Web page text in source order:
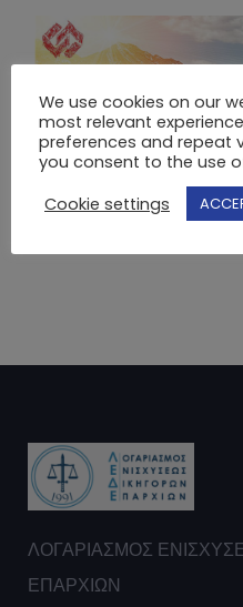
ΛΟΓΑΡΙΑΣΜΟΣ
ΕΠΑΡΧΙΩΝ
We use cookies on our
most relevant
preferences and repeat
you consent to the use
Cookie settings